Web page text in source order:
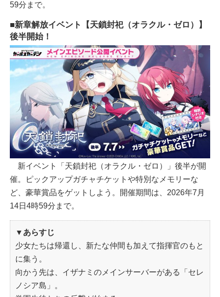
59分まで。
■新章解放イベント【天鎖封祀（オラクル・ゼロ）】
後半開始！
新イベント「天鎖封祀（オラクル・ゼロ）」後半が開
催。ピックアップガチャチケットや特別なメモリーな
ど、豪華賞品をゲットしよう。開催期間は、2026年7月
14日4時59分まで。
▼あらすじ
少女たちは帰還し、新たな仲間も加えて指揮官のもと
に集う。
向かう先は、イザナミのメインサーバーがある「セレ
ノシア島」。